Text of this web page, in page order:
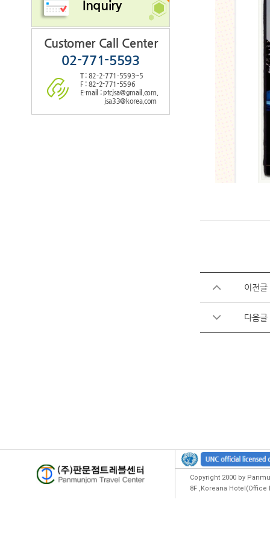
Inquiry
Customer Call Center
02-771-5593
T : 82-2-771-5593~5
F : 82-2-771-5596
E-mail : ptcjsa@gmail.com,
jsa33@korea.com
이전글
다음글
Copyright 2000 by
8F ,Koreana